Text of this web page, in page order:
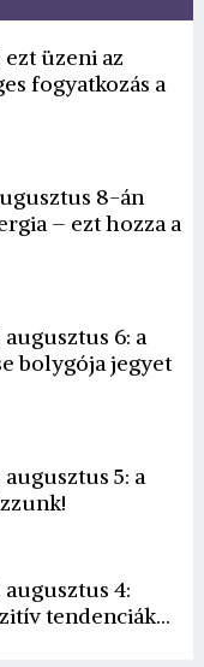
üzeni az
fogyatkozás a
8-án
– ezt hozza a
6: a
bolygója jegyet
5: a
4:
tendenciák...